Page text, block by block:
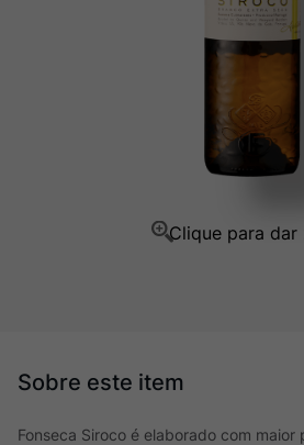
Fonseca Siroco é elaborado com